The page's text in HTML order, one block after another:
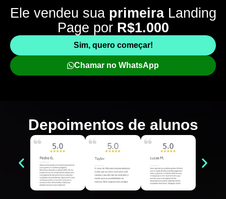
Ele vendeu sua primeira Landing
Page por R$1.000
Sim, quero começar!
Chamar no WhatsApp
Depoimentos de alunos